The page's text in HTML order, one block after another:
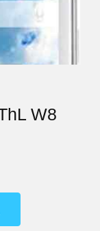
W8